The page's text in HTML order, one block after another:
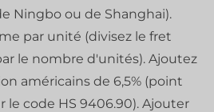
Ningbo ou de Shanghai).
par unité (divisez le fret
le nombre d'unités). Ajoutez
américains de 6,5% (point
le code HS 9406.90). Ajouter